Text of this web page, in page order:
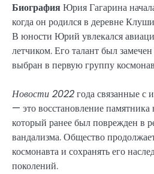
БиографияЮрия Гагарина
когда он родился в деревне
В юности Юрий увлекался
летчиком. Его талант был
выбран в первую группу
Новости 2022года связанные
— это восстановление
который ранее был поврежден в
вандализма. Общество
космонавта и сохранять его
поколений.